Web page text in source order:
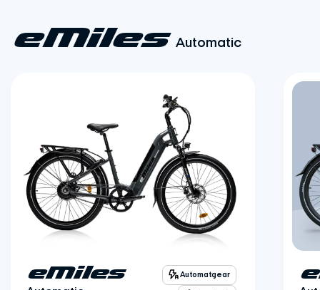
eMiles Automatic
eMiles Automatgear